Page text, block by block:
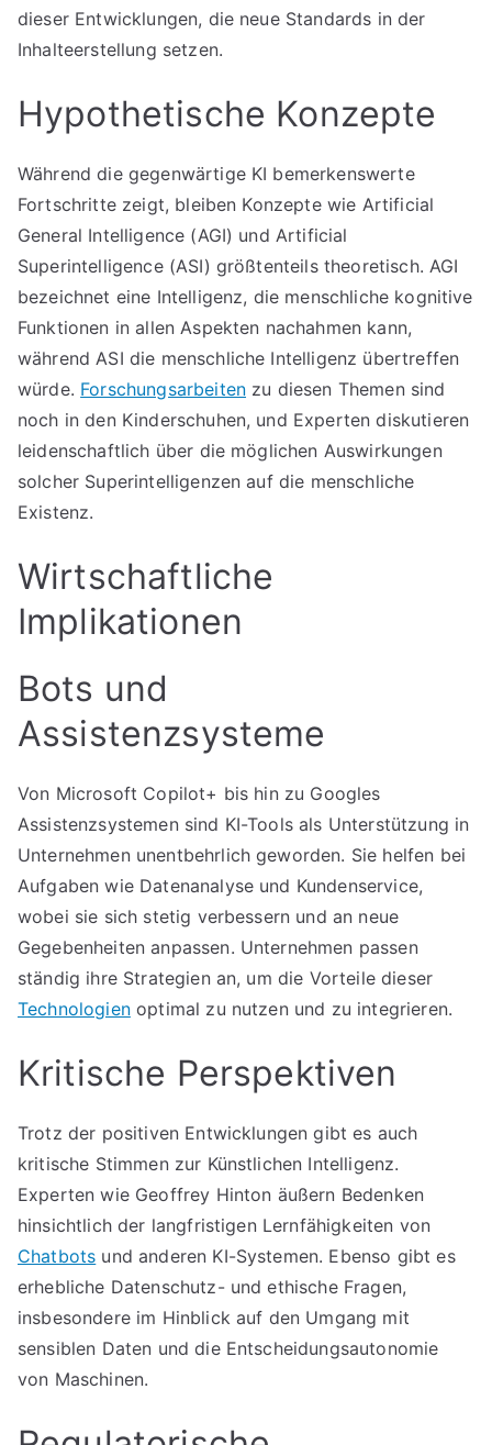
dieser Entwicklungen, die neue Standards in der
Inhalteerstellung setzen.
Hypothetische Konzepte
Während die gegenwärtige KI bemerkenswerte
Fortschritte zeigt, bleiben Konzepte wie Artificial
General Intelligence (AGI) und Artificial
Superintelligence (ASI) größtenteils theoretisch. AGI
bezeichnet eine Intelligenz, die menschliche kognitive
Funktionen in allen Aspekten nachahmen kann,
während ASI die menschliche Intelligenz übertreffen
würde. Forschungsarbeiten zu diesen Themen sind
noch in den Kinderschuhen, und Experten diskutieren
leidenschaftlich über die möglichen Auswirkungen
solcher Superintelligenzen auf die menschliche
Existenz.
Wirtschaftliche
Implikationen
Bots und
Assistenzsysteme
Von Microsoft Copilot+ bis hin zu Googles
Assistenzsystemen sind KI-Tools als Unterstützung in
Unternehmen unentbehrlich geworden. Sie helfen bei
Aufgaben wie Datenanalyse und Kundenservice,
wobei sie sich stetig verbessern und an neue
Gegebenheiten anpassen. Unternehmen passen
ständig ihre Strategien an, um die Vorteile dieser
Technologienoptimal zu nutzen und zu integrieren.
Kritische Perspektiven
Trotz der positiven Entwicklungen gibt es auch
kritische Stimmen zur Künstlichen Intelligenz.
Experten wie Geoffrey Hinton äußern Bedenken
hinsichtlich der langfristigen Lernfähigkeiten von
Chatbots und anderen KI-Systemen. Ebenso gibt es
erhebliche Datenschutz- und ethische Fragen,
insbesondere im Hinblick auf den Umgang mit
sensiblen Daten und die Entscheidungsautonomie
von Maschinen.